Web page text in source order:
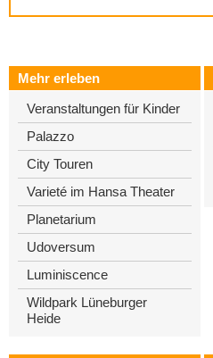
Mehr erleben
Veranstaltungen für Kinder
Palazzo
City Touren
Varieté im Hansa Theater
Planetarium
Udoversum
Luminiscence
Wildpark Lüneburger
Heide